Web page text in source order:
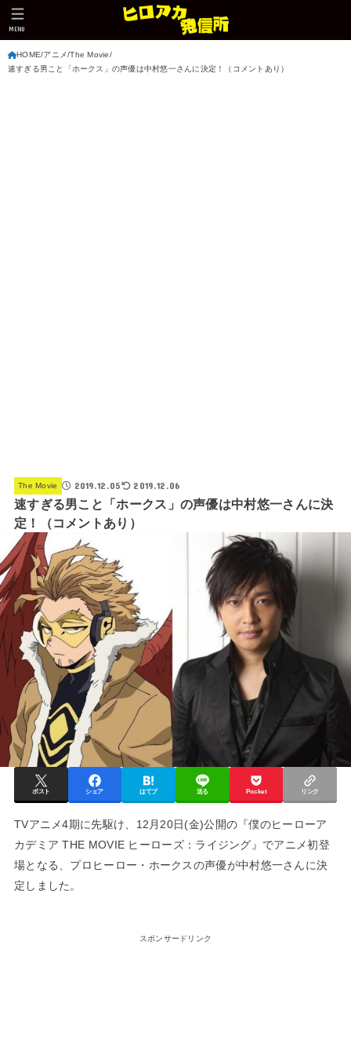
MENU
HOME アニメ The Movie
速すぎる男こと「ホークス」の声優は中村悠一さんに決定！（コメントあり）
The Movie 2019.12.05 2019.12.06
速すぎる男こと「ホークス」の声優は中村悠一さんに決
定！（コメントあり）
ポスト シェア はてブ 送る Pocket リンク
TVアニメ4期に先駆け、12月20日(金)公開の『僕のヒーローア
カデミア THE MOVIE ヒーローズ：ライジング』でアニメ初登
場となる、プロヒーロー・ホークスの声優が中村悠一さんに決
定しました。
スポンサードリンク